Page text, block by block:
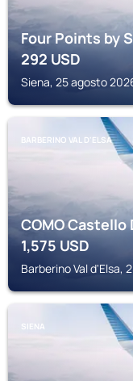
Four Points by
292USD
Siena, 25 agosto
BARBERINO VAL D'ELSA
COMO Castello
1,575 USD
Barberino Val d'Elsa,
SIENA